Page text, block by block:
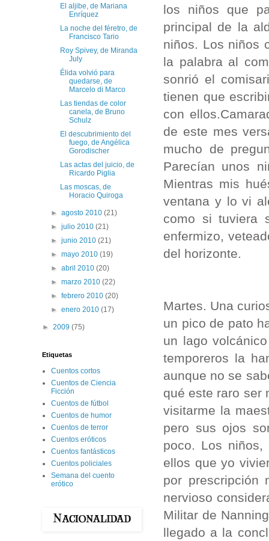
los niños que
principal de la
niños. Los niños
la palabra al
sonrió el
tienen que
con
de este mes
mucho de
Parecían unos
Mientras mis
ventana y lo vi
como si tuviera
enfermizo,
del horizonte.
Martes. Una
un pico de pato
un lago
temporeros la
aunque no se
qué este raro ser
visitarme la
pero sus ojos
poco. Los
ellos que yo
por prescripción
nervioso
Militar de
llegado a la
El aljibe, de Mariana
Enríquez
La noche del féretro, de
Francisco Tario
Roy Spivey, de Miranda
July
Élida volvió para
quedarse, de
Marcelo di Marco
Las tiendas de color
canela, de Bruno
Schulz
El descubrimiento del
fuego, de Angélica
Gorodischer
Las actas del juicio, de
Ricardo Piglia
Las moscas, de
Horacio Quiroga
►agosto 2010(21)
►julio 2010(21)
►junio 2010(21)
►mayo 2010(19)
►abril 2010(20)
►marzo 2010(22)
►febrero 2010(20)
►enero 2010(17)
► 2009 (75)
Etiquetas
Cuentos cortos
Cuentos de Ciencia
Ficción
Cuentos de fútbol
Cuentos de humor
Cuentos de terror
Cuentos eróticos
Cuentos fantásticos
Cuentos policiales
Semana del cuento
erótico